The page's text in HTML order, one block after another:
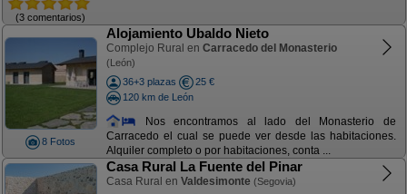
(3 comentarios)
8 Fotos
Alojamiento Ubaldo Nieto
Complejo Rural en Carracedo del Monasterio
(León)
36+3 plazas
25 €
120 km de León
Nos encontramos al lado del Monasterio de
Carracedo el cual se puede ver desde las habitaciones.
Alquiler completo o por habitaciones, conta ...
Casa Rural La Fuente del Pinar
Casa Rural en Valdesimonte (Segovia)